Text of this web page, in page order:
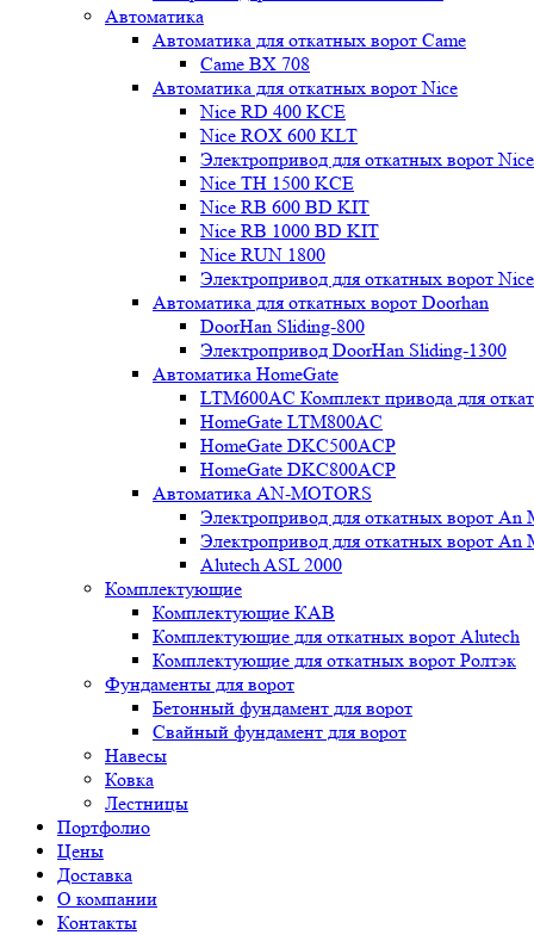
Автоматика
Автоматика для откатных ворот Came
Came BX 708
Автоматика для откатных ворот Nice
Nice RD 400 KCE
Nice ROX 600 KLT
Электропривод для откатных ворот
Nice TH 1500 KCE
Nice RB 600 BD KIT
Nice RB 1000 BD KIT
Nice RUN 1800
Электропривод для откатных ворот
Автоматика для откатных ворот Doorhan
DoorHan Sliding-800
Электропривод DoorHan Sliding-1300
Автоматика HomeGate
LTM600AC Комплект привода для
HomeGate LTM800AC
HomeGate DKC500ACP
HomeGate DKC800ACP
Автоматика AN-MOTORS
Электропривод для откатных ворот An
Электропривод для откатных ворот An
Alutech ASL 2000
Комплектующие
Комплектующие КАВ
Комплектующие для откатных ворот Alutech
Комплектующие для откатных ворот Ролтэк
Фундаменты для ворот
Бетонный фундамент для ворот
Свайный фундамент для ворот
Навесы
Ковка
Лестницы
Портфолио
Цены
Доставка
О компании
Контакты